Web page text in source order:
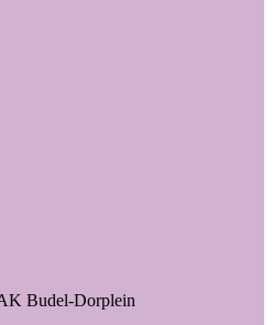
Budel-Dorplein